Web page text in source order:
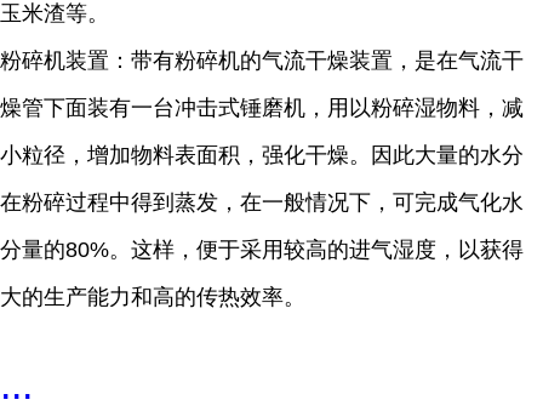
玉米渣等。
粉碎机装置：带有粉碎机的气流干燥装置，是在气流干
燥管下面装有一台冲击式锤磨机，用以粉碎湿物料，减
小粒径，增加物料表面积，强化干燥。因此大量的水分
在粉碎过程中得到蒸发，在一般情况下，可完成气化水
分量的80%。这样，便于采用较高的进气湿度，以获得
大的生产能力和高的传热效率。
...